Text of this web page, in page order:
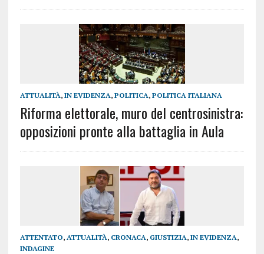
ATTUALITÀ, IN EVIDENZA, POLITICA, POLITICA ITALIANA
Riforma elettorale, muro del centrosinistra:
opposizioni pronte alla battaglia in Aula
ATTENTATO, ATTUALITÀ, CRONACA, GIUSTIZIA, IN EVIDENZA,
INDAGINE